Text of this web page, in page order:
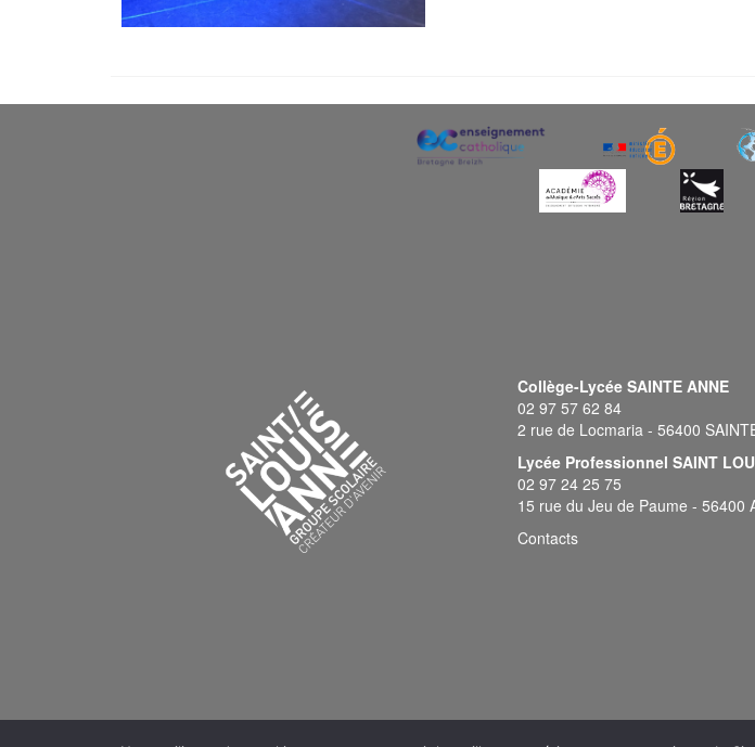
Collège-Lycée SAINTE ANNE
02 97 57 62 84
2 rue de Locmaria - 56400
Lycée Professionnel SAINT
02 97 24 25 75
15 rue du Jeu de Paume - 56400
Contacts